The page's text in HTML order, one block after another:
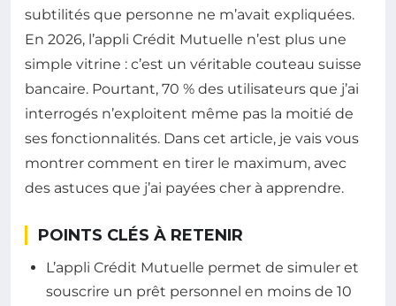
subtilités que personne ne m’avait expliquées.
En 2026, l’appli Crédit Mutuelle n’est plus une
simple vitrine : c’est un véritable couteau suisse
bancaire. Pourtant, 70 % des utilisateurs que j’ai
interrogés n’exploitent même pas la moitié de
ses fonctionnalités. Dans cet article, je vais vous
montrer comment en tirer le maximum, avec
des astuces que j’ai payées cher à apprendre.
POINTS CLÉS À RETENIR
L’appli Crédit Mutuelle permet de simuler et
souscrire un prêt personnel en moins de 10